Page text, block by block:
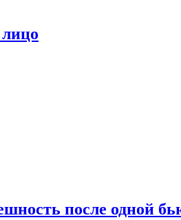
после одной